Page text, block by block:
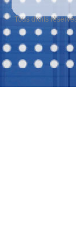
Tous droits